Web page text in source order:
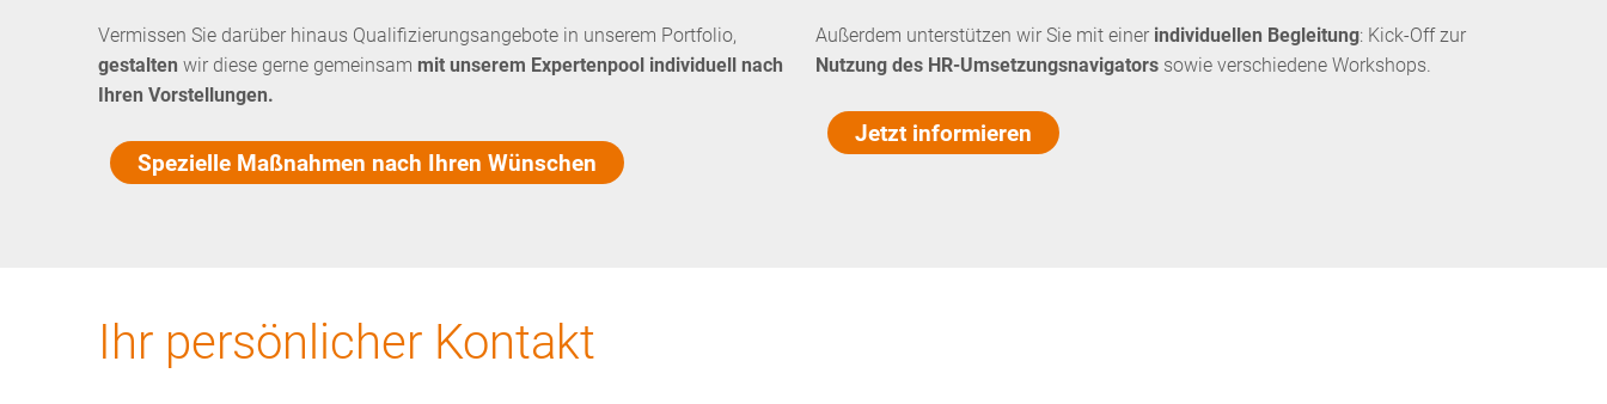
Vermissen Sie darüber hinaus Qualifizierungsangebote in unserem Portfolio,
gestalten wir diese gerne gemeinsam mit unserem Expertenpool individuell nach
Ihren Vorstellungen.
Spezielle Maßnahmen nach Ihren Wünschen
Außerdem unterstützen wir Sie mit einer individuellen Begleitung: Kick-Off zur
Nutzung des HR-Umsetzungsnavigators sowie verschiedene Workshops.
Jetzt informieren
Ihr persönlicher Kontakt